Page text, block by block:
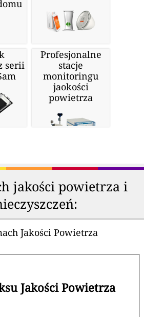
serii
Profesjonalne
stacje
monitoringu
jaokości
powietrza
jakości powietrza i
Jakości Powietrza
Jakości Powietrza